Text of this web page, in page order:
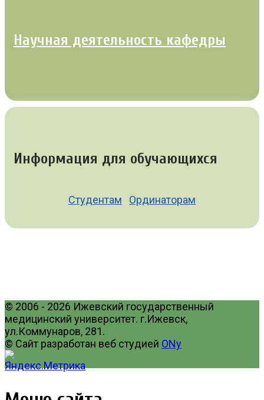
Научная деятельность кафедры
Информация для обучающихся
Студентам Ординаторам
© 2006 - 2026 Ижевский государственный
медицинский университет. г.Ижевск,
ул.Коммунаров, 281.
© Сайт разработан веб студией ONy